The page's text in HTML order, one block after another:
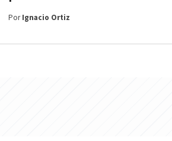
PorIgnacio Ortiz